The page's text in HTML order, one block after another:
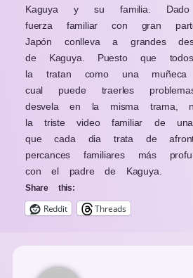
Kaguya y su familia.
fuerza familiar con gran
Japón conlleva a grandes
de Kaguya. Puesto que
la tratan como una
cual puede traerles
desvela en la misma trama,
la triste video familiar de una
que cada dia trata de
percances familiares más
con el padre de Kaguya.
Share this:
Reddit Threads